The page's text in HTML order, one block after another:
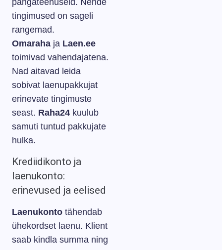
pangateenuseid. Nende
tingimused on sageli
rangemad.
Omaraha ja Laen.ee
toimivad vahendajatena.
Nad aitavad leida
sobivat laenupakkujat
erinevate tingimuste
seast. Raha24 kuulub
samuti tuntud pakkujate
hulka.
Krediidikonto ja
laenukonto:
erinevused ja eelised
Laenukonto tähendab
ühekordset laenu. Klient
saab kindla summa ning